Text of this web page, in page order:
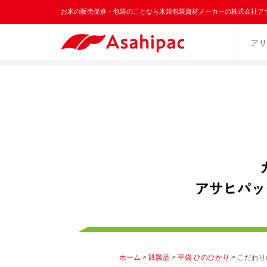
お米の販売促進・包装のことなら米袋包装資材メーカーの株式会社ア
ア
ホーム > 既製品> 平袋 ひのひかり > こだわ